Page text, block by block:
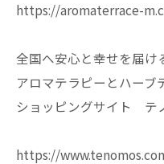
https://aromaterrace-
全国へ安心と幸せを届け
アロマテラピーとハーブ
ショッピングサイト テ
https://